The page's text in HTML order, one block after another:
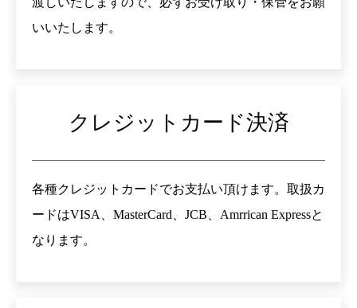
いいたします。
クレジットカード決済
各種クレジットカードでお支払い頂けます。取扱カ
ードはVISA、MasterCard、JCB、Amrrican Expressと
なります。